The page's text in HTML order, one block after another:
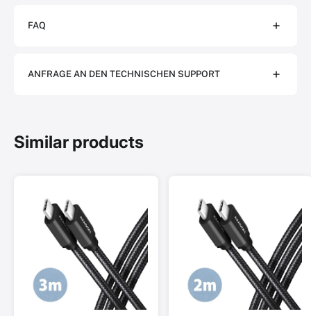
FAQ
ANFRAGE AN DEN TECHNISCHEN SUPPORT
Similar products